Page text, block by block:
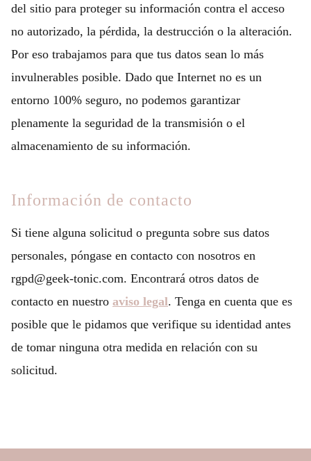
del sitio para proteger su información contra el acceso
no autorizado, la pérdida, la destrucción o la alteración.
Por eso trabajamos para que tus datos sean lo más
invulnerables posible. Dado que Internet no es un
entorno 100% seguro, no podemos garantizar
plenamente la seguridad de la transmisión o el
almacenamiento de su información.
Información de contacto
Si tiene alguna solicitud o pregunta sobre sus datos
personales, póngase en contacto con nosotros en
rgpd@geek-tonic.com. Encontrará otros datos de
contacto en nuestro aviso legal. Tenga en cuenta que es
posible que le pidamos que verifique su identidad antes
de tomar ninguna otra medida en relación con su
solicitud.